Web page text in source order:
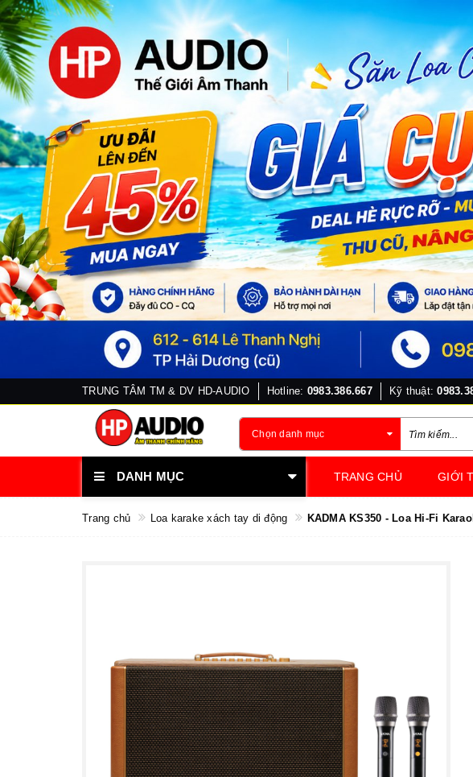
TRUNG TÂM TM & DV HD-AUDIO Hotline: 0983.386.667 Kỹ thuật:
Chọn danh mục
DANH MỤC TRANG CHỦ GIỚI
Trang chủ Loa karake xách tay di động KADMA KS350 - Loa Hi-Fi